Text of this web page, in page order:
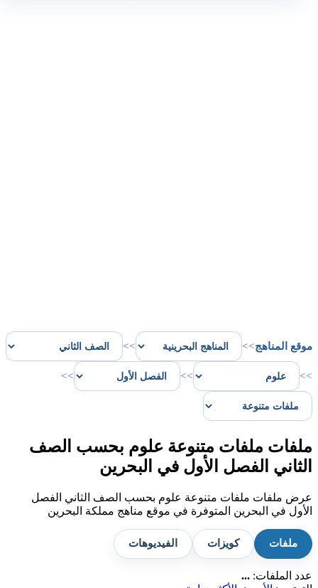
موقع المناهج>>
>>
>>
>>
>>
ملفات ملفات متنوعة علوم بحسب الصف
الثاني الفصل الأول في البحرين
عرض ملفات ملفات متنوعة علوم بحسب الصف الثاني الفصل
الأول في البحرين المتوفرة في موقع مناهج مملكة البحرين
ملفات كويزات الفيديوهات
عدد الملفات: ...